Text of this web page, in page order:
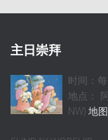
主日崇拜
时间：
地点：
NW) 地图